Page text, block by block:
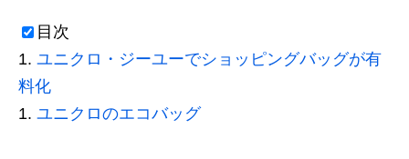
目次
ユニクロ・ジーユーでショッピングバッグが有
料化
ユニクロのエコバッグ